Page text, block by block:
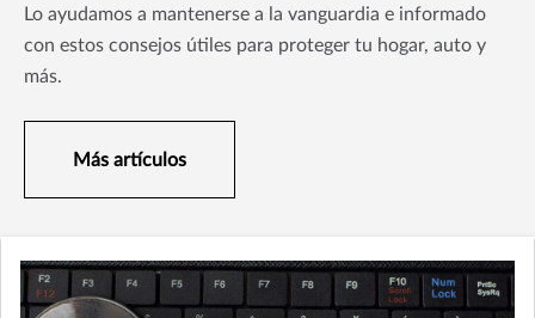
Lo ayudamos a mantenerse a la vanguardia e informado
con estos consejos útiles para proteger tu hogar, auto y
más.
Más artículos